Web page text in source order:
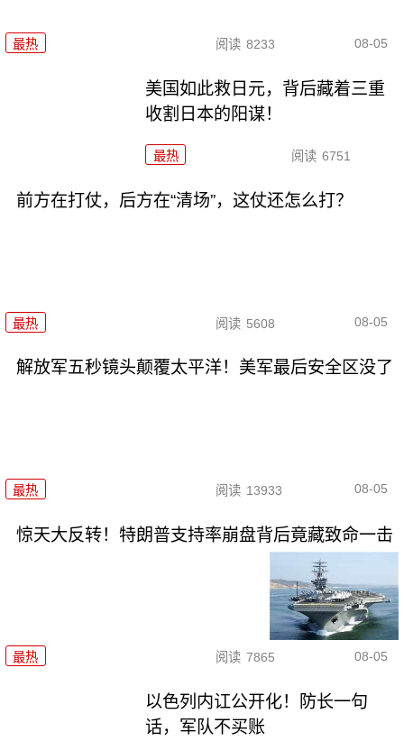
最热 阅读 8233 08-05
美国如此救日元，背后藏着三重
收割日本的阳谋！
最热 阅读 6751
前方在打仗，后方在“清场”，这仗还怎么打？
最热 阅读 5608 08-05
解放军五秒镜头颠覆太平洋！美军最后安全区没了
最热 阅读 13933 08-05
惊天大反转！特朗普支持率崩盘背后竟藏致命一击
最热 阅读 7865 08-05
以色列内讧公开化！防长一句
话，军队不买账